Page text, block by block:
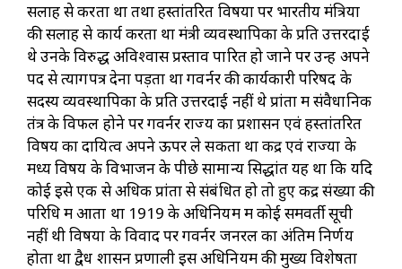
सलाह से करता था तथा हस्तांतरित विषयों पर भारतीय मंत्रियों
की सलाह से कार्य करता था मंत्री व्यवस्थापिका के प्रति उत्तरदाई
थे उनके विरुद्ध अविश्वास प्रस्ताव पारित हो जाने पर उन्हें अपने
पद से त्यागपत्र देना पड़ता था गवर्नर की कार्यकारी परिषद के
सदस्य व्यवस्थापिका के प्रति उत्तरदाई नहीं थे प्रांतों में संवैधानिक
तंत्र के विफल होने पर गवर्नर राज्य का प्रशासन एवं हस्तांतरित
विषय का दायित्व अपने ऊपर ले सकता था केंद्र एवं राज्यों के
मध्य विषय के विभाजन के पीछे सामान्य सिद्धांत यह था कि यदि
कोई इसे एक से अधिक प्रांतों से संबंधित हो तो हुए केंद्र संख्या की
परिधि में आता था 1919 के अधिनियम में कोई समवर्ती सूची
नहीं थी विषयों के विवाद पर गवर्नर जनरल का अंतिम निर्णय
होता था द्वैध शासन प्रणाली इस अधिनियम की मुख्य विशेषता